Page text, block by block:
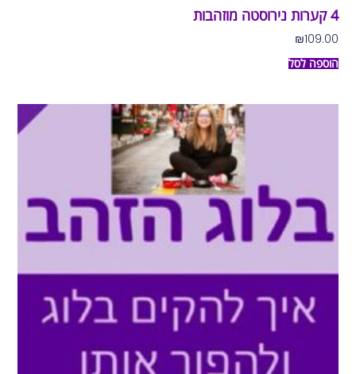
4 קערות נירוסטה מוזהבות
₪109.00
הוספה לסל